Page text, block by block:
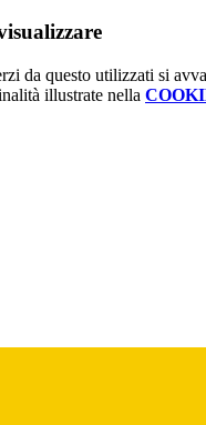
da questo utilizzati si
illustrate nella